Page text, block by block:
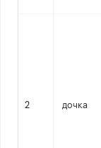
2 дочка